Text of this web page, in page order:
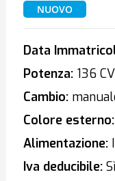
NUOVO
Data
Potenza:136
Cambio:
Colore esterno:
Alimentazione:
Iva deducibile:Sì